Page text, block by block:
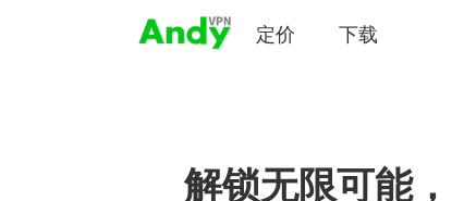
定价 下载
解锁无限可能，